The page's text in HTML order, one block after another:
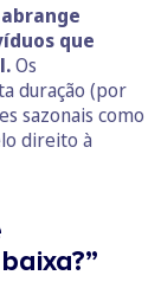
que
Os
duração (por
sazonais como
direito à